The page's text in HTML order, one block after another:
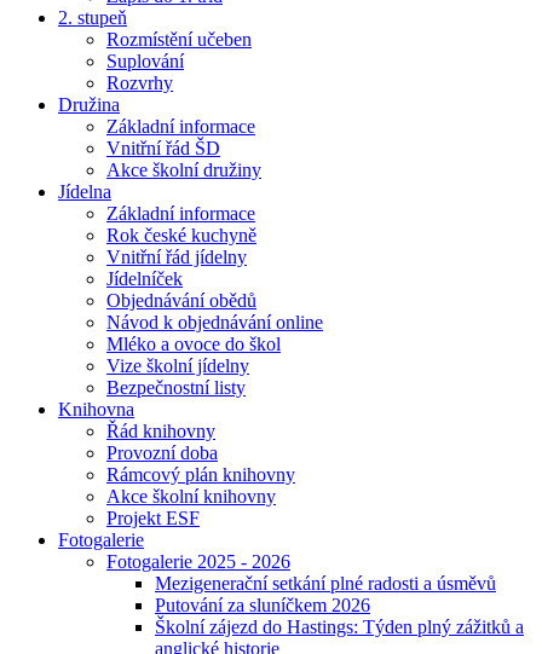
2. stupeň
Rozmístění učeben
Suplování
Rozvrhy
Družina
Základní informace
Vnitřní řád ŠD
Akce školní družiny
Jídelna
Základní informace
Rok české kuchyně
Vnitřní řád jídelny
Jídelníček
Objednávání obědů
Návod k objednávání online
Mléko a ovoce do škol
Vize školní jídelny
Bezpečnostní listy
Knihovna
Řád knihovny
Provozní doba
Rámcový plán knihovny
Akce školní knihovny
Projekt ESF
Fotogalerie
Fotogalerie 2025 - 2026
Mezigenerační setkání plné radosti a úsměvů
Putování za sluníčkem 2026
Školní zájezd do Hastings: Týden plný zážitků a
anglické historie